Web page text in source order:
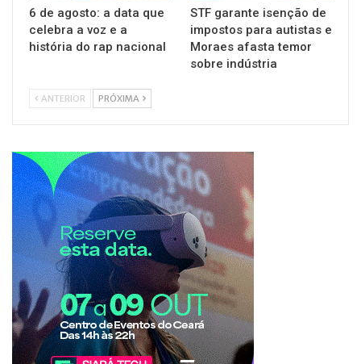
6 de agosto: a data que
celebra a voz e a
história do rap nacional
STF garante isenção de
impostos para autistas e
Moraes afasta temor
sobre indústria
ANTERIOR PRÓXIMA